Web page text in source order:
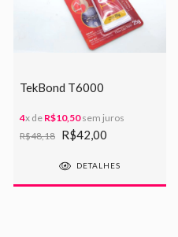
TekBond T6000
4x de R$10,50sem juros
R$48,18 R$42,00
DETALHES